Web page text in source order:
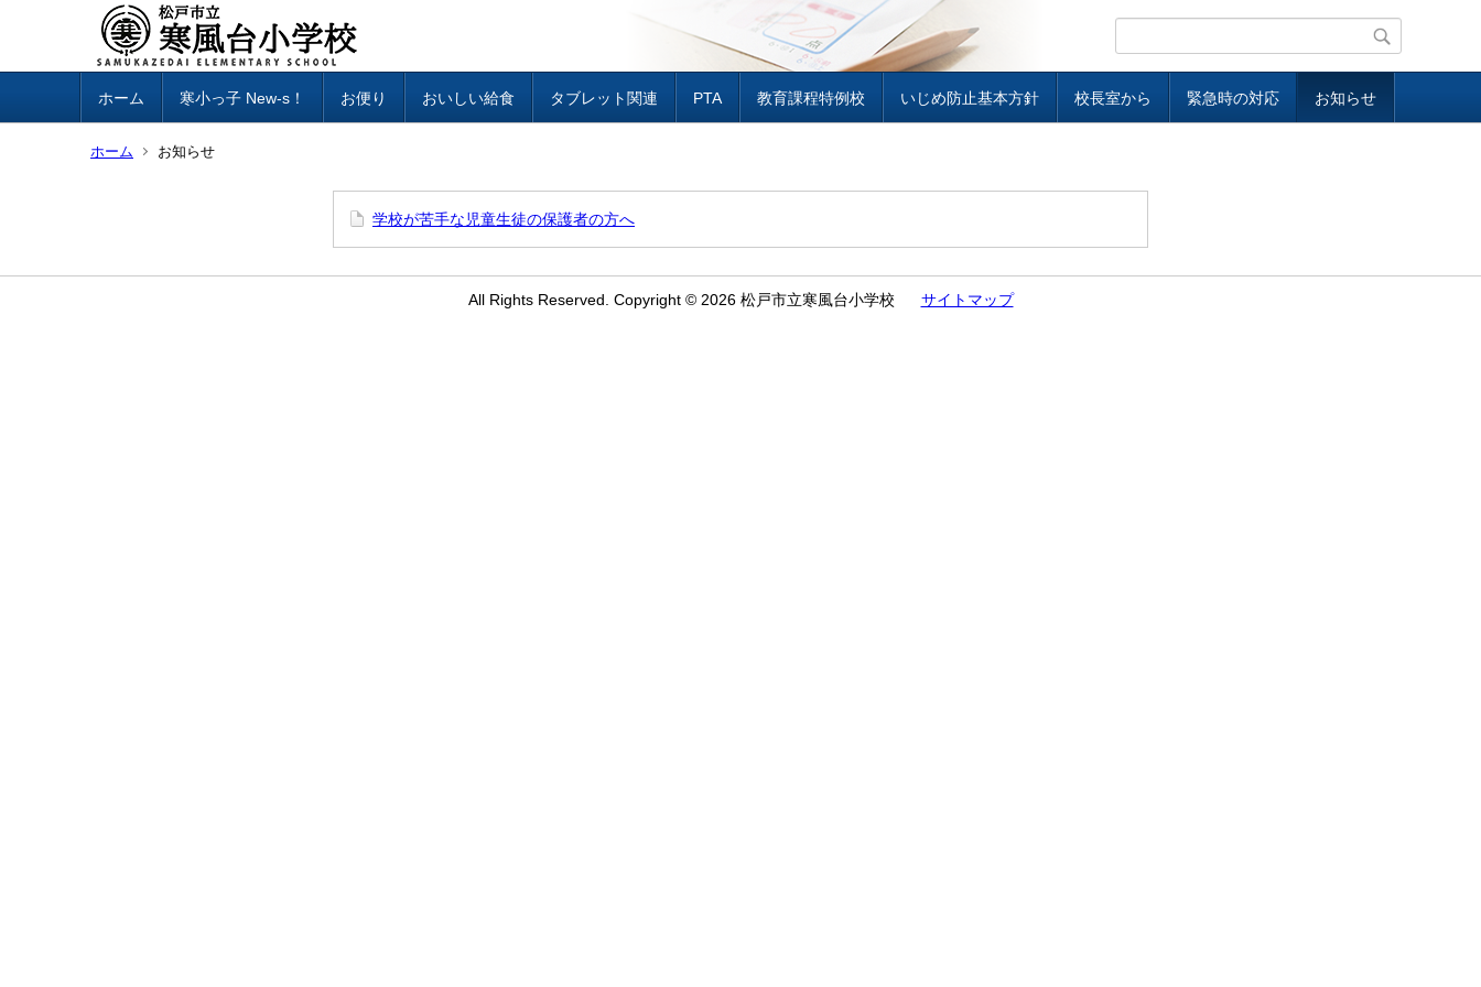
ホーム 寒小っ子 New-s！ お便り おいしい給食 タブレット関連 PTA 教育課程特例校 いじめ防止基本方針 校長室から 緊急時の対応 お知らせ
ホーム お知らせ
学校が苦手な児童生徒の保護者の方へ
All Rights Reserved. Copyright © 2026 松戸市立寒風台小学校 サイトマップ